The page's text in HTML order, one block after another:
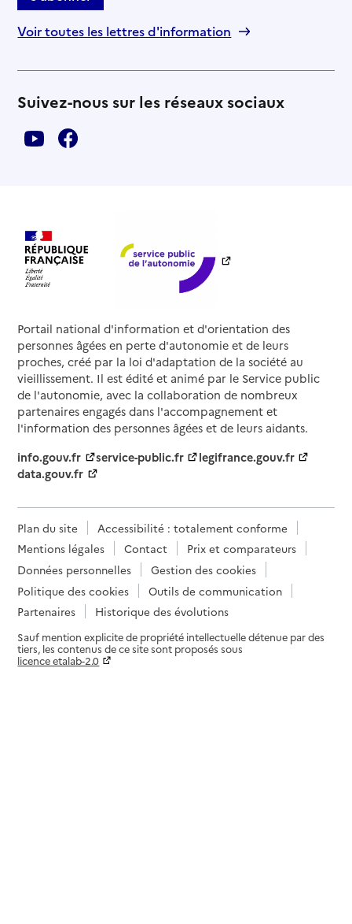
Voir toutes les lettres d'information
Suivez-nous sur les réseaux sociaux
Portail national d'information et d'orientation des
personnes âgées en perte d'autonomie et de leurs
proches, créé par la loi d'adaptation de la société au
vieillissement. Il est édité et animé par le Service public
de l'autonomie, avec la collaboration de nombreux
partenaires engagés dans l'accompagnement et
l'information des personnes âgées et de leurs aidants.
info.gouv.fr
service-public.fr
legifrance.gouv.fr
data.gouv.fr
Plan du site
Accessibilité : totalement conforme
Mentions légales
Contact
Prix et comparateurs
Données personnelles
Gestion des cookies
Politique des cookies
Outils de communication
Partenaires
Historique des évolutions
Sauf mention explicite de propriété intellectuelle détenue par des
tiers, les contenus de ce site sont proposés sous
licence etalab-2.0